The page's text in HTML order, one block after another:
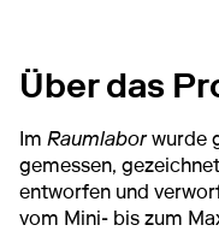
Über das
Im Raumlaborwurde
gemessen,
entworfen und
vom Mini- bis zum